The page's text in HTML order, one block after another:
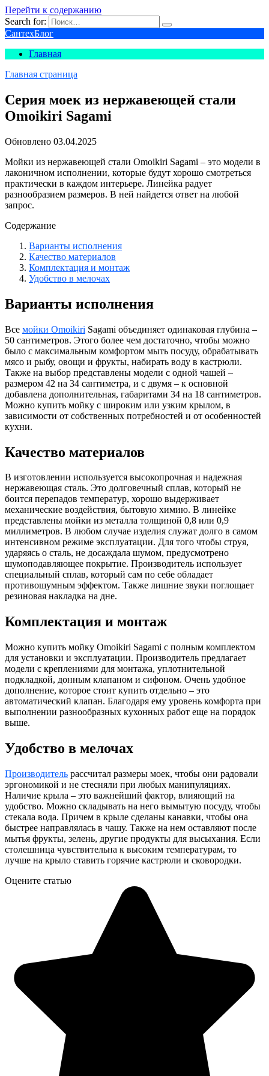
Перейти к содержанию
Search for:
СантехБлог
Главная
Главная страница
Серия моек из нержавеющей стали
Omoikiri Sagami
Обновлено 03.04.2025
Мойки из нержавеющей стали Omoikiri Sagami – это модели в
лаконичном исполнении, которые будут хорошо смотреться
практически в каждом интерьере. Линейка радует
разнообразием размеров. В ней найдется ответ на любой
запрос.
Содержание
Варианты исполнения
Качество материалов
Комплектация и монтаж
Удобство в мелочах
Варианты исполнения
Все мойки Omoikiri Sagami объединяет одинаковая глубина –
50 сантиметров. Этого более чем достаточно, чтобы можно
было с максимальным комфортом мыть посуду, обрабатывать
мясо и рыбу, овощи и фрукты, набирать воду в кастрюли.
Также на выбор представлены модели с одной чашей –
размером 42 на 34 сантиметра, и с двумя – к основной
добавлена дополнительная, габаритами 34 на 18 сантиметров.
Можно купить мойку с широким или узким крылом, в
зависимости от собственных потребностей и от особенностей
кухни.
Качество материалов
В изготовлении используется высокопрочная и надежная
нержавеющая сталь. Это долговечный сплав, который не
боится перепадов температур, хорошо выдерживает
механические воздействия, бытовую химию. В линейке
представлены мойки из металла толщиной 0,8 или 0,9
миллиметров. В любом случае изделия служат долго в самом
интенсивном режиме эксплуатации. Для того чтобы струя,
ударяясь о сталь, не досаждала шумом, предусмотрено
шумоподавляющее покрытие. Производитель использует
специальный сплав, который сам по себе обладает
противошумным эффектом. Также лишние звуки поглощает
резиновая накладка на дне.
Комплектация и монтаж
Можно купить мойку Omoikiri Sagami с полным комплектом
для установки и эксплуатации. Производитель предлагает
модели с креплениями для монтажа, уплотнительной
подкладкой, донным клапаном и сифоном. Очень удобное
дополнение, которое стоит купить отдельно – это
автоматический клапан. Благодаря ему уровень комфорта при
выполнении разнообразных кухонных работ еще на порядок
выше.
Удобство в мелочах
Производитель рассчитал размеры моек, чтобы они радовали
эргономикой и не стесняли при любых манипуляциях.
Наличие крыла – это важнейший фактор, влияющий на
удобство. Можно складывать на него вымытую посуду, чтобы
стекала вода. Причем в крыле сделаны канавки, чтобы она
быстрее направлялась в чашу. Также на нем оставляют после
мытья фрукты, зелень, другие продукты для высыхания. Если
столешница чувствительна к высоким температурам, то
лучше на крыло ставить горячие кастрюли и сковородки.
Оцените статью